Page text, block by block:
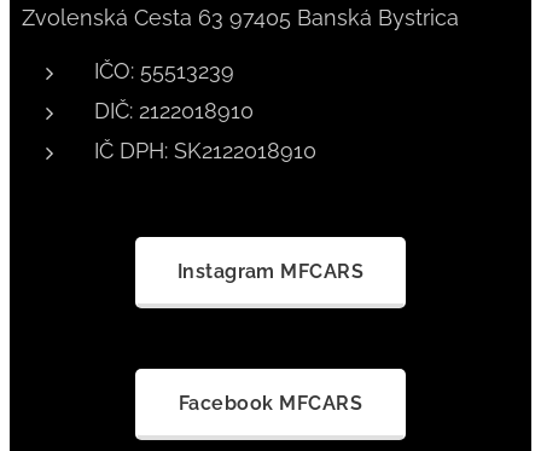
Zvolenská Cesta 63 97405 Banská Bystrica
IČO: 55513239
DIČ: 2122018910
IČ DPH: SK2122018910
Instagram MFCARS
Facebook MFCARS